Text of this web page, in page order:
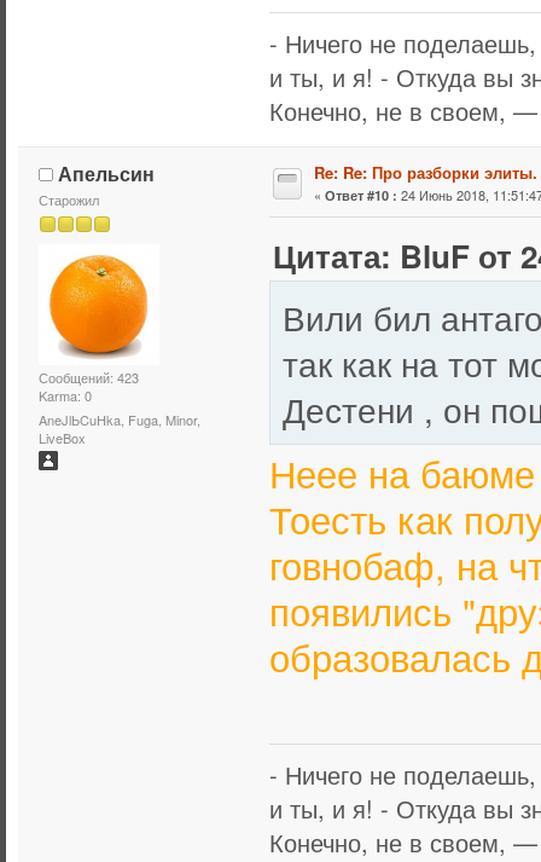
- Ничего не
и ты, и я! - Откуда вы
Конечно, не в своем, —
Апельсин
Старожил
Сообщений: 423
Karma: 0
AneJlЬCuHka, Fuga, Minor,
LiveBox
Re: Re: Про разборки
« Ответ #10 : 24 Июнь 2018,
Цитата: BluF от
Вили бил
так как на тот
Дестени , он
Неее на баюме
Тоесть как
говнобаф, на
появились
образовалась
- Ничего не
и ты, и я! - Откуда вы
Конечно, не в своем, —